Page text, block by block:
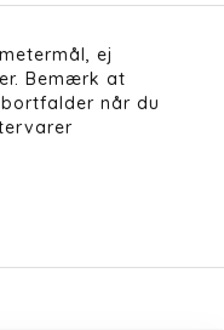
ej
Bemærk at
når du